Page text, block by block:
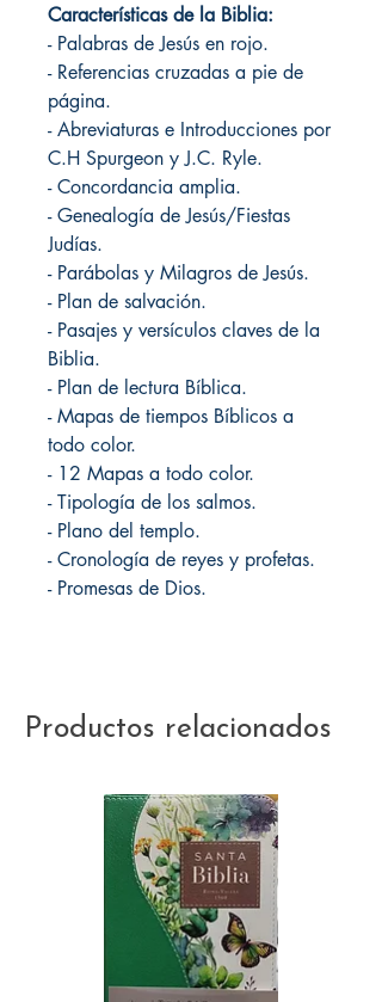
Características de la Biblia:
- Palabras de Jesús en rojo.
- Referencias cruzadas a pie de
página.
- Abreviaturas e Introducciones por
C.H Spurgeon y J.C. Ryle.
- Concordancia amplia.
- Genealogía de Jesús/Fiestas
Judías.
- Parábolas y Milagros de Jesús.
- Plan de salvación.
- Pasajes y versículos claves de la
Biblia.
- Plan de lectura Bíblica.
- Mapas de tiempos Bíblicos a
todo color.
- 12 Mapas a todo color.
- Tipología de los salmos.
- Plano del templo.
- Cronología de reyes y profetas.
- Promesas de Dios.
Productos relacionados